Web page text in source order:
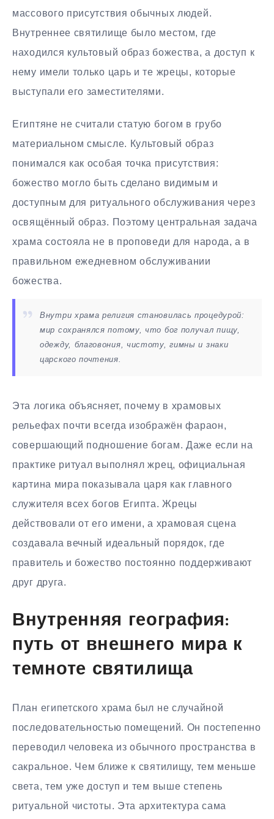
массового присутствия обычных людей.
Внутреннее святилище было местом, где
находился культовый образ божества, а доступ к
нему имели только царь и те жрецы, которые
выступали его заместителями.
Египтяне не считали статую богом в грубо
материальном смысле. Культовый образ
понимался как особая точка присутствия:
божество могло быть сделано видимым и
доступным для ритуального обслуживания через
освящённый образ. Поэтому центральная задача
храма состояла не в проповеди для народа, а в
правильном ежедневном обслуживании
божества.
Внутри храма религия становилась процедурой:
мир сохранялся потому, что бог получал пищу,
одежду, благовония, чистоту, гимны и знаки
царского почтения.
Эта логика объясняет, почему в храмовых
рельефах почти всегда изображён фараон,
совершающий подношение богам. Даже если на
практике ритуал выполнял жрец, официальная
картина мира показывала царя как главного
служителя всех богов Египта. Жрецы
действовали от его имени, а храмовая сцена
создавала вечный идеальный порядок, где
правитель и божество постоянно поддерживают
друг друга.
Внутренняя география:
путь от внешнего мира к
темноте святилища
План египетского храма был не случайной
последовательностью помещений. Он постепенно
переводил человека из обычного пространства в
сакральное. Чем ближе к святилищу, тем меньше
света, тем уже доступ и тем выше степень
ритуальной чистоты. Эта архитектура сама